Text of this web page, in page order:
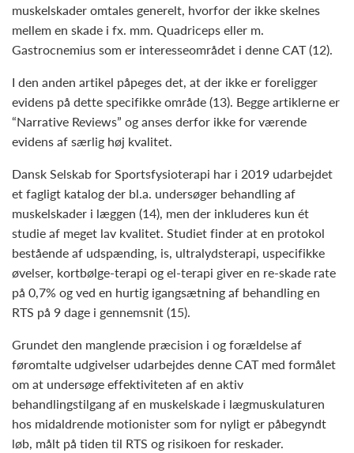
muskelskader omtales generelt, hvorfor der ikke skelnes
mellem en skade i fx. mm. Quadriceps eller m.
Gastrocnemius som er interesseområdet i denne CAT (12).
I den anden artikel påpeges det, at der ikke er foreligger
evidens på dette specifikke område (13). Begge artiklerne er
“Narrative Reviews” og anses derfor ikke for værende
evidens af særlig høj kvalitet.
Dansk Selskab for Sportsfysioterapi har i 2019 udarbejdet
et fagligt katalog der bl.a. undersøger behandling af
muskelskader i læggen (14), men der inkluderes kun ét
studie af meget lav kvalitet. Studiet finder at en protokol
bestående af udspænding, is, ultralydsterapi, uspecifikke
øvelser, kortbølge-terapi og el-terapi giver en re-skade rate
på 0,7% og ved en hurtig igangsætning af behandling en
RTS på 9 dage i gennemsnit (15).
Grundet den manglende præcision i og forældelse af
føromtalte udgivelser udarbejdes denne CAT med formålet
om at undersøge effektiviteten af en aktiv
behandlingstilgang af en muskelskade i lægmuskulaturen
hos midaldrende motionister som for nyligt er påbegyndt
løb, målt på tiden til RTS og risikoen for reskader.